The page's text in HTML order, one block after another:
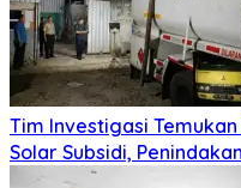
Tim Investigasi
Solar Subsidi,